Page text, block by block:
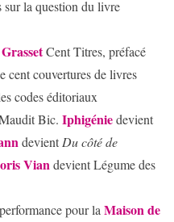
la question du livre
Cent Titres, préfacé
cent couvertures de livres
codes éditoriaux
Bic. Iphigéniedevient
devient Du côté de
Viandevient Légume des
pour la Maison de